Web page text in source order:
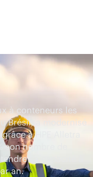
à conteneurs les
Brésil, a modernisé
à HPE Alletra
nombre de
sa capacité à
an.